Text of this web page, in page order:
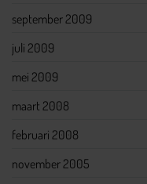
september 2009
juli 2009
mei 2009
maart 2008
februari 2008
november 2005